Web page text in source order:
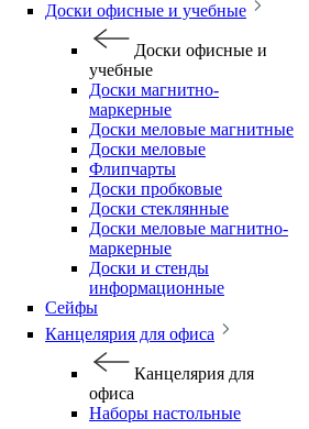
Доски офисные и учебные
Доски офисные и
учебные
Доски магнитно-
маркерные
Доски меловые магнитные
Доски меловые
Флипчарты
Доски пробковые
Доски стеклянные
Доски меловые магнитно-
маркерные
Доски и стенды
информационные
Сейфы
Канцелярия для офиса
Канцелярия для
офиса
Наборы настольные